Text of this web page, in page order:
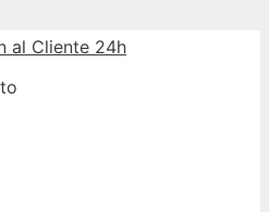
al Cliente 24h